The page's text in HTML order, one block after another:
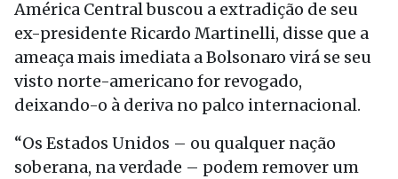
América Central buscou a extradição de seu
ex-presidente Ricardo Martinelli, disse que a
ameaça mais imediata a Bolsonaro virá se seu
visto norte-americano for revogado,
deixando-o à deriva no palco internacional.
“Os Estados Unidos – ou qualquer nação
soberana, na verdade – podem remover um